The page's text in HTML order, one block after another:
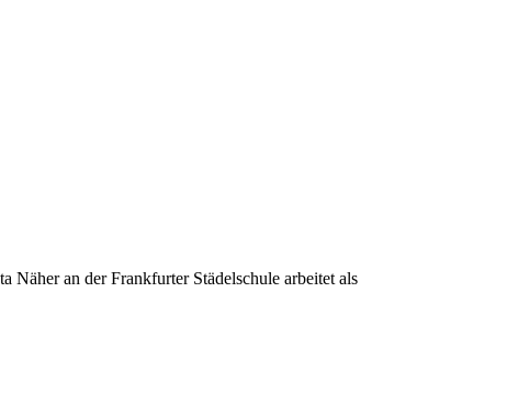
an der Frankfurter Städelschule arbeitet als